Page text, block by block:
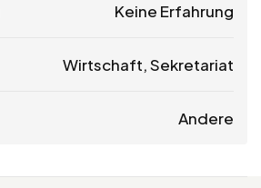
Keine Erfahrung
Wirtschaft, Sekretariat
Andere